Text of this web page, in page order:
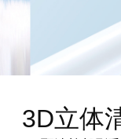
牙缝死角也能呵护
毛量提升40%
3D立体